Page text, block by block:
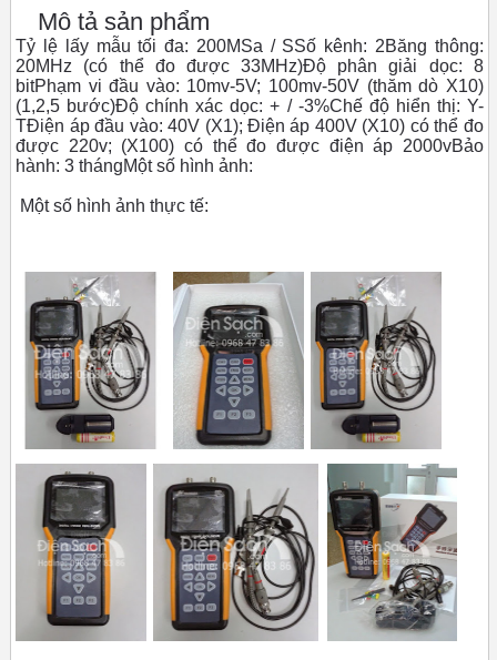
Mô tả sản phẩm
Tỷ lệ lấy mẫu tối đa: 200MSa / SSố kênh: 2Băng thông:
20MHz (có thể đo được 33MHz)Độ phân giải dọc: 8
bitPhạm vi đầu vào: 10mv-5V; 100mv-50V (thăm dò X10)
(1,2,5 bước)Độ chính xác dọc: + / -3%Chế độ hiển thị: Y-
TĐiện áp đầu vào: 40V (X1); Điện áp 400V (X10) có thể đo
được 220v; (X100) có thể đo được điện áp 2000vBảo
hành: 3 thángMột số hình ảnh:
Một số hình ảnh thực tế: